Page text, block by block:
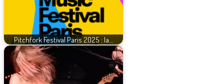
Pitchfork Festival Paris 2025 : la…